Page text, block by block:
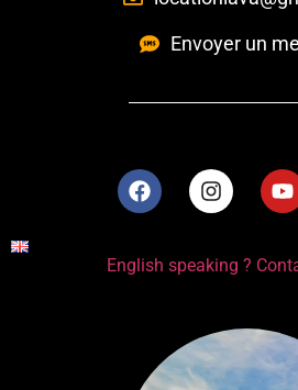
Envoyer un
English speaking ?